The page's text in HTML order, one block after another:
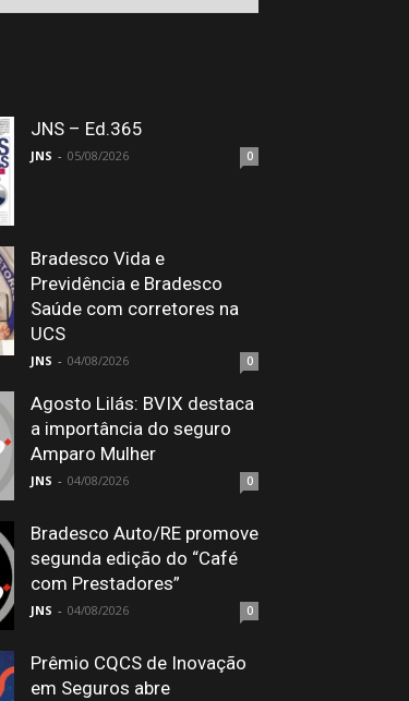
JNS – Ed.365
JNS - 05/08/2026 0
Bradesco Vida e
Previdência e Bradesco
Saúde com corretores na
UCS
JNS - 04/08/2026 0
Agosto Lilás: BVIX destaca
a importância do seguro
Amparo Mulher
JNS - 04/08/2026 0
Bradesco Auto/RE promove
segunda edição do “Café
com Prestadores”
JNS - 04/08/2026 0
Prêmio CQCS de Inovação
em Seguros abre